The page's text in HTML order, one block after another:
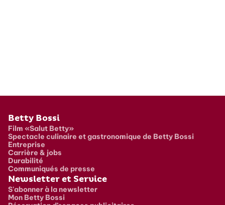
Pied de page
Betty Bossi
Film «Salut Betty»
Spectacle culinaire et gastronomique de Betty Bossi
Entreprise
Carrière & jobs
Durabilité
Communiqués de presse
Newsletter et Service
S'abonner à la newsletter
Mon Betty Bossi